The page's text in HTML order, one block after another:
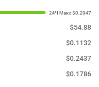
$54.88
$0.1132
$0.2437
$0.1786